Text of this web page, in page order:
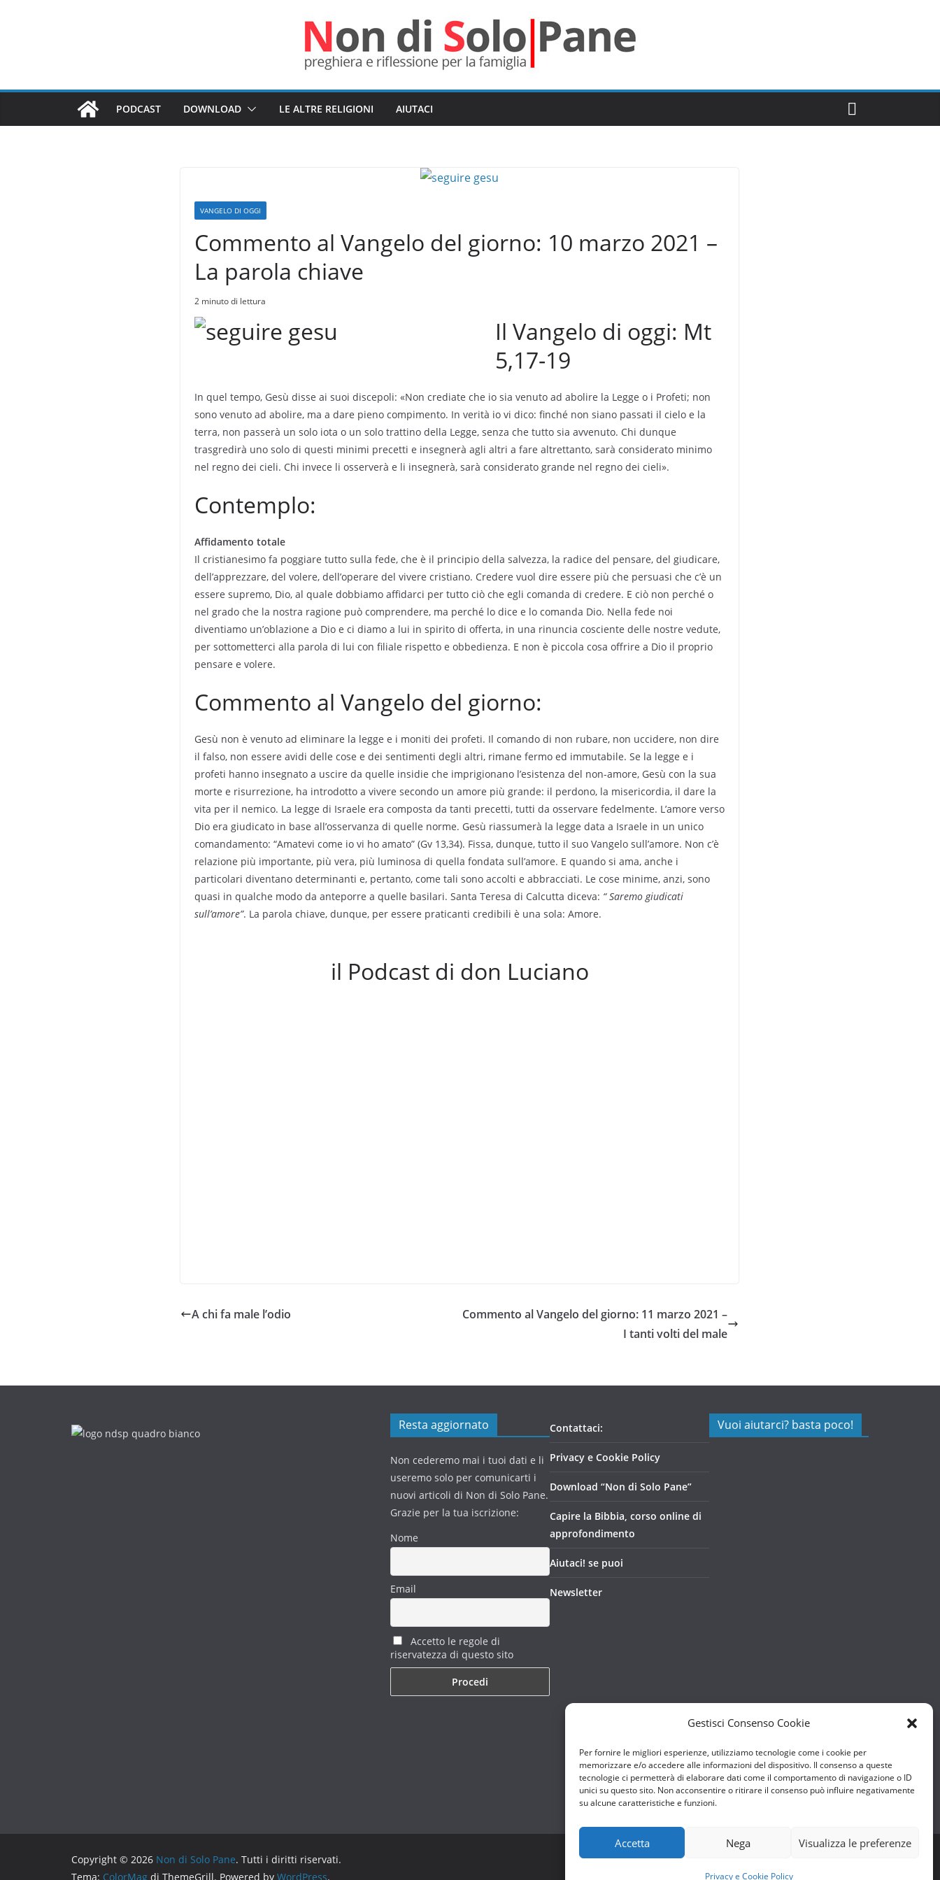
Gestisci Consenso Cookie
Per fornire le migliori esperienze, utilizziamo tecnologie come i cookie per
memorizzare e/o accedere alle informazioni del dispositivo. Il consenso a queste
tecnologie ci permetterà di elaborare dati come il comportamento di navigazione o ID
unici su questo sito. Non acconsentire o ritirare il consenso può influire negativamente
su alcune caratteristiche e funzioni.
Accetta Nega Visualizza le preferenze
Privacy e Cookie Policy
PODCAST DOWNLOAD LE ALTRE RELIGIONI AIUTACI
VANGELO DI OGGI
Commento al Vangelo del giorno: 10 marzo 2021 –
La parola chiave
2 minuto di lettura
Il Vangelo di oggi: Mt
5,17-19
In quel tempo, Gesù disse ai suoi discepoli: «Non crediate che io sia venuto ad abolire la Legge o i Profeti; non
sono venuto ad abolire, ma a dare pieno compimento. In verità io vi dico: finché non siano passati il cielo e la
terra, non passerà un solo iota o un solo trattino della Legge, senza che tutto sia avvenuto. Chi dunque
trasgredirà uno solo di questi minimi precetti e insegnerà agli altri a fare altrettanto, sarà considerato minimo
nel regno dei cieli. Chi invece li osserverà e li insegnerà, sarà considerato grande nel regno dei cieli».
Contemplo:
Affidamento totale
Il cristianesimo fa poggiare tutto sulla fede, che è il principio della salvezza, la radice del pensare, del giudicare,
dell’apprezzare, del volere, dell’operare del vivere cristiano. Credere vuol dire essere più che persuasi che c’è un
essere supremo, Dio, al quale dobbiamo affidarci per tutto ciò che egli comanda di credere. E ciò non perché o
nel grado che la nostra ragione può comprendere, ma perché lo dice e lo comanda Dio. Nella fede noi
diventiamo un’oblazione a Dio e ci diamo a lui in spirito di offerta, in una rinuncia cosciente delle nostre vedute,
per sottometterci alla parola di lui con filiale rispetto e obbedienza. E non è piccola cosa offrire a Dio il proprio
pensare e volere.
Commento al Vangelo del giorno:
Gesù non è venuto ad eliminare la legge e i moniti dei profeti. Il comando di non rubare, non uccidere, non dire
il falso, non essere avidi delle cose e dei sentimenti degli altri, rimane fermo ed immutabile. Se la legge e i
profeti hanno insegnato a uscire da quelle insidie che imprigionano l’esistenza del non-amore, Gesù con la sua
morte e risurrezione, ha introdotto a vivere secondo un amore più grande: il perdono, la misericordia, il dare la
vita per il nemico. La legge di Israele era composta da tanti precetti, tutti da osservare fedelmente. L’amore verso
Dio era giudicato in base all’osservanza di quelle norme. Gesù riassumerà la legge data a Israele in un unico
comandamento: “Amatevi come io vi ho amato” (Gv 13,34). Fissa, dunque, tutto il suo Vangelo sull’amore. Non c’è
relazione più importante, più vera, più luminosa di quella fondata sull’amore. E quando si ama, anche i
particolari diventano determinanti e, pertanto, come tali sono accolti e abbracciati. Le cose minime, anzi, sono
quasi in qualche modo da anteporre a quelle basilari. Santa Teresa di Calcutta diceva: “ Saremo giudicati
sull’amore”. La parola chiave, dunque, per essere praticanti credibili è una sola: Amore.
il Podcast di don Luciano
A chi fa male l’odio
Commento al Vangelo del giorno: 11 marzo 2021 –
I tanti volti del male
Resta aggiornato
Non cederemo mai i tuoi dati e li
useremo solo per comunicarti i
nuovi articoli di Non di Solo Pane.
Grazie per la tua iscrizione:
Nome
Email
Accetto le regole di
riservatezza di questo sito
Contattaci:
Privacy e Cookie Policy
Download “Non di Solo Pane”
Capire la Bibbia, corso online di
approfondimento
Aiutaci! se puoi
Newsletter
Vuoi aiutarci? basta poco!
Copyright © 2026 Non di Solo Pane. Tutti i diritti riservati.
Tema: ColorMag di ThemeGrill. Powered by WordPress.